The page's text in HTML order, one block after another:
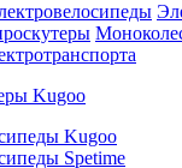
Kugoo
Kugoo
Spetime